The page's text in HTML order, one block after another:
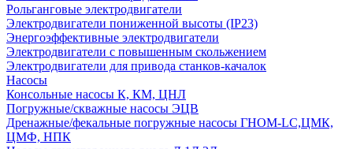
Рольганговые электродвигатели
Электродвигатели пониженной высоты (IP23)
Энергоэффективные электродвигатели
Электродвигатели с повышенным скольжением
Электродвигатели для привода станков-качалок
Насосы
Консольные насосы К, КМ, ЦНЛ
Погружные/скважные насосы ЭЦВ
Дренажные/фекальные погружные насосы ГНОМ-LC,ЦМК,
ЦМФ, НПК